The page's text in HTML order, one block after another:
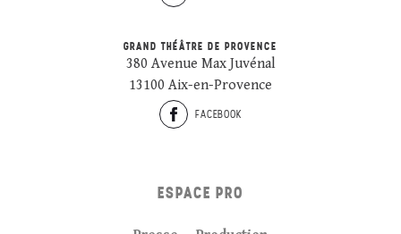
GRAND THÉÂTRE DE PROVENCE
380 Avenue Max Juvénal
13100 Aix-en-Provence
FACEBOOK
ESPACE PRO